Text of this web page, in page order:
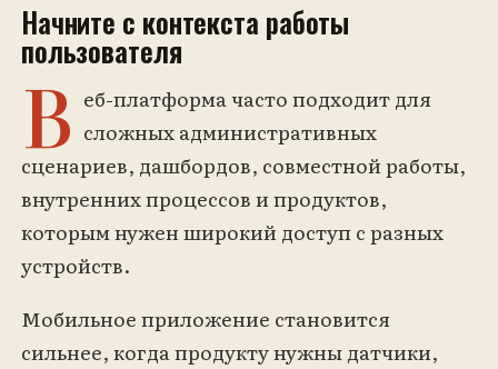
Начните с контекста работы
пользователя
В еб-платформа часто подходит для
сложных административных
сценариев, дашбордов, совместной работы,
внутренних процессов и продуктов,
которым нужен широкий доступ с разных
устройств.
Мобильное приложение становится
сильнее, когда продукту нужны датчики,